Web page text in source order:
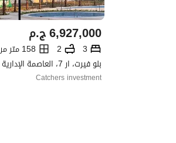
ج.م6,927,000
3
2
158 متر مربع
Catchers investment